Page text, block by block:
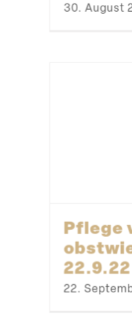
30. August
Pflege
22.9.22
22.